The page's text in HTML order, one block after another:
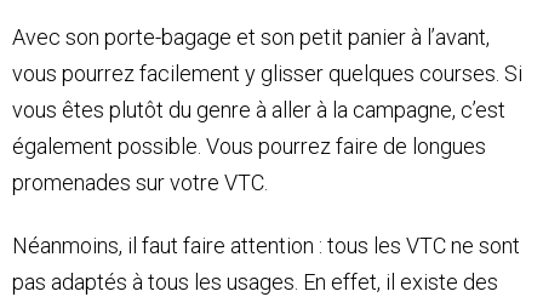
Avec son porte-bagage et son petit panier à l’avant,
vous pourrez facilement y glisser quelques courses. Si
vous êtes plutôt du genre à aller à la campagne, c’est
également possible. Vous pourrez faire de longues
promenades sur votre VTC.
Néanmoins, il faut faire attention : tous les VTC ne sont
pas adaptés à tous les usages. En effet, il existe des